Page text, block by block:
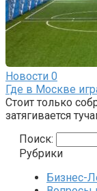
Новости 0
Где в Москве
Стоит только
затягивается
Поиск:
Рубрики
Бизнес-